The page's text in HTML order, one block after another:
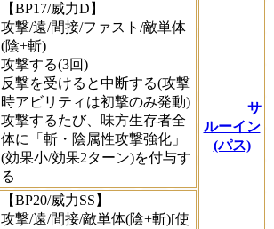
サ
ルーイン
(パス)
【BP17/威力D】
攻撃/遠/間接/ファスト/敵単体
(陰+斬)
攻撃する(3回)
反撃を受けると中断する(攻撃
時アビリティは初撃のみ発動)
攻撃するたび、味方生存者全
体に「斬・陰属性攻撃強化」
(効果小/効果2ターン)を付与す
る
【BP20/威力SS】
攻撃/遠/間接/敵単体(陰+斬)[使